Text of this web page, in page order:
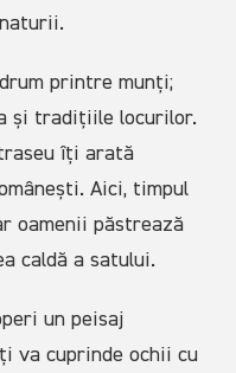
printre munți;
și tradițiile locurilor.
îți arată
Aici, timpul
oamenii păstrează
caldă a satului.
un peisaj
va cuprinde ochii cu